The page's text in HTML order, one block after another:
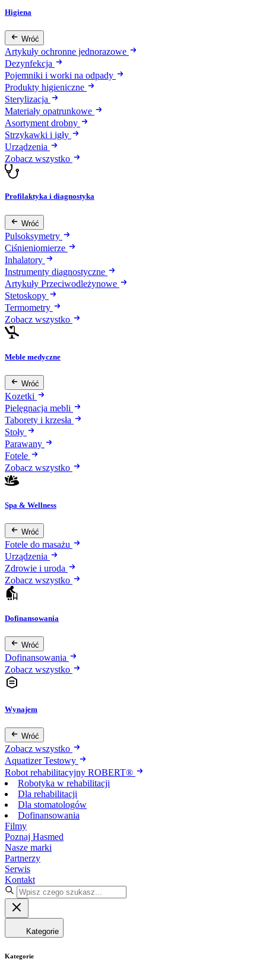
Higiena
Wróć
Artykuły ochronne jednorazowe
Dezynfekcja
Pojemniki i worki na odpady
Produkty higieniczne
Sterylizacja
Materiały opatrunkowe
Asortyment drobny
Strzykawki i igły
Urządzenia
Zobacz wszystko
Profilaktyka i diagnostyka
Wróć
Pulsoksymetry
Ciśnieniomierze
Inhalatory
Instrumenty diagnostyczne
Artykuły Przeciwodleżynowe
Stetoskopy
Termometry
Zobacz wszystko
Meble medyczne
Wróć
Kozetki
Pielęgnacja mebli
Taborety i krzesła
Stoły
Parawany
Fotele
Zobacz wszystko
Spa & Wellness
Wróć
Fotele do masażu
Urządzenia
Zdrowie i uroda
Zobacz wszystko
Dofinansowania
Wróć
Dofinansowania
Zobacz wszystko
Wynajem
Wróć
Zobacz wszystko
Aquatizer Testowy
Robot rehabilitacyjny ROBERT®
Robotyka w rehabilitacji
Dla rehabilitacji
Dla stomatologów
Dofinansowania
Filmy
Poznaj Hasmed
Nasze marki
Partnerzy
Serwis
Kontakt
Kategorie
Kategorie